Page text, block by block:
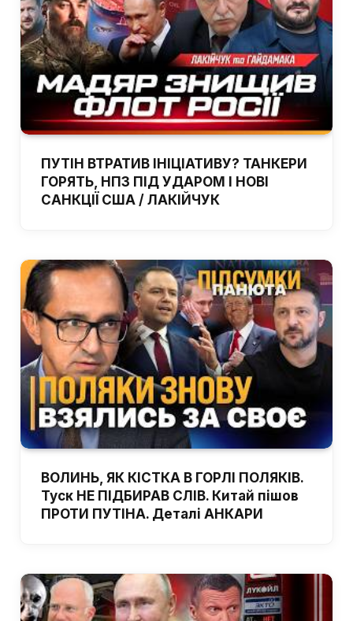
ПУТІН ВТРАТИВ ІНІЦІАТИВУ? ТАНКЕРИ
ГОРЯТЬ, НПЗ ПІД УДАРОМ І НОВІ
САНКЦІЇ США / ЛАКІЙЧУК
ВОЛИНЬ, ЯК КІСТКА В ГОРЛІ ПОЛЯКІВ.
Туск НЕ ПІДБИРАВ СЛІВ. Китай пішов
ПРОТИ ПУТІНА. Деталі АНКАРИ